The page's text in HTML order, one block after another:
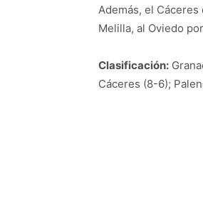
Además, el
Melilla, al Oviedo
Clasificación:
Cáceres (8-6);